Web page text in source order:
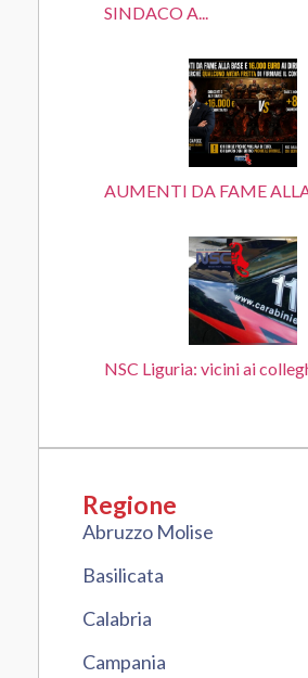
SINDACO A...
AUMENTI DA FAME ALLA
NSC Liguria: vicini ai
Regione
Abruzzo Molise
Basilicata
Calabria
Campania